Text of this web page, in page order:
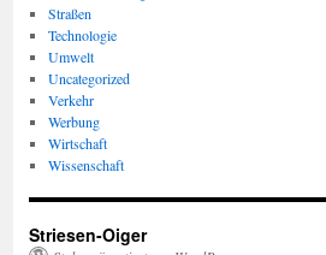
Straßen
Technologie
Umwelt
Uncategorized
Verkehr
Werbung
Wirtschaft
Wissenschaft
Striesen-Oiger